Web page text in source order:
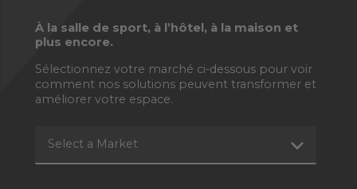
À la salle de sport, à l’hôtel, à la maison et
plus encore.
Sélectionnez votre marché ci-dessous pour voir
comment nos solutions peuvent transformer et
améliorer votre espace.
Select a Market